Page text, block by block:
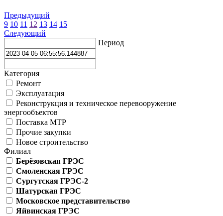
Предыдущий
9 10 11 12 13 14 15
Следующий
Период
Категория
Ремонт
Эксплуатация
Реконструкция и техническое перевооружение
энергообъектов
Поставка МТР
Прочие закупки
Новое строительство
Филиал
Берёзовская ГРЭС
Смоленская ГРЭС
Сургутская ГРЭС-2
Шатурская ГРЭС
Московское представительство
Яйвинская ГРЭС